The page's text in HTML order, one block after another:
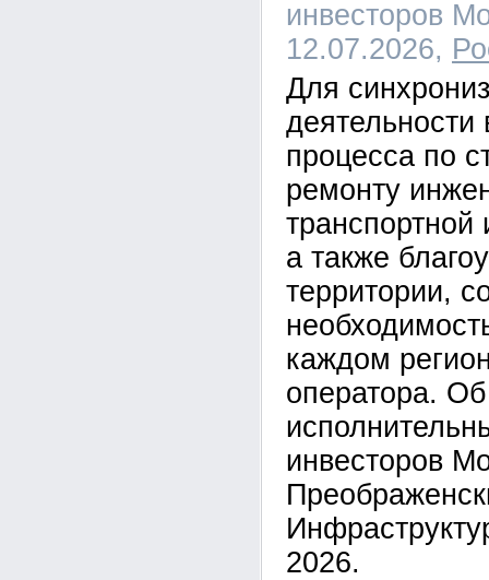
инвесторов
12.07.2026,
Для
деятельности
процесса по
ремонту
транспортной
а также
территории,
каждом
оператора.
инвесторов
2026.